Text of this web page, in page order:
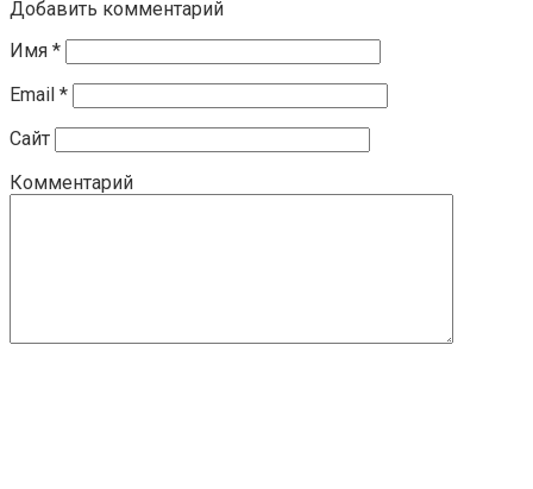
Добавить комментарий
Имя *
Email *
Сайт
Комментарий